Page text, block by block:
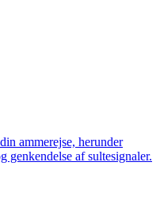
ammerejse, herunder
genkendelse af sultesignaler.